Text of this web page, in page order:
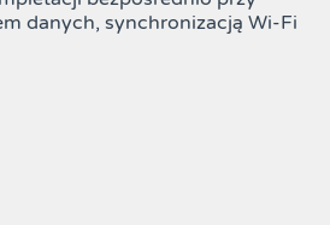
danych, synchronizacją Wi-Fi